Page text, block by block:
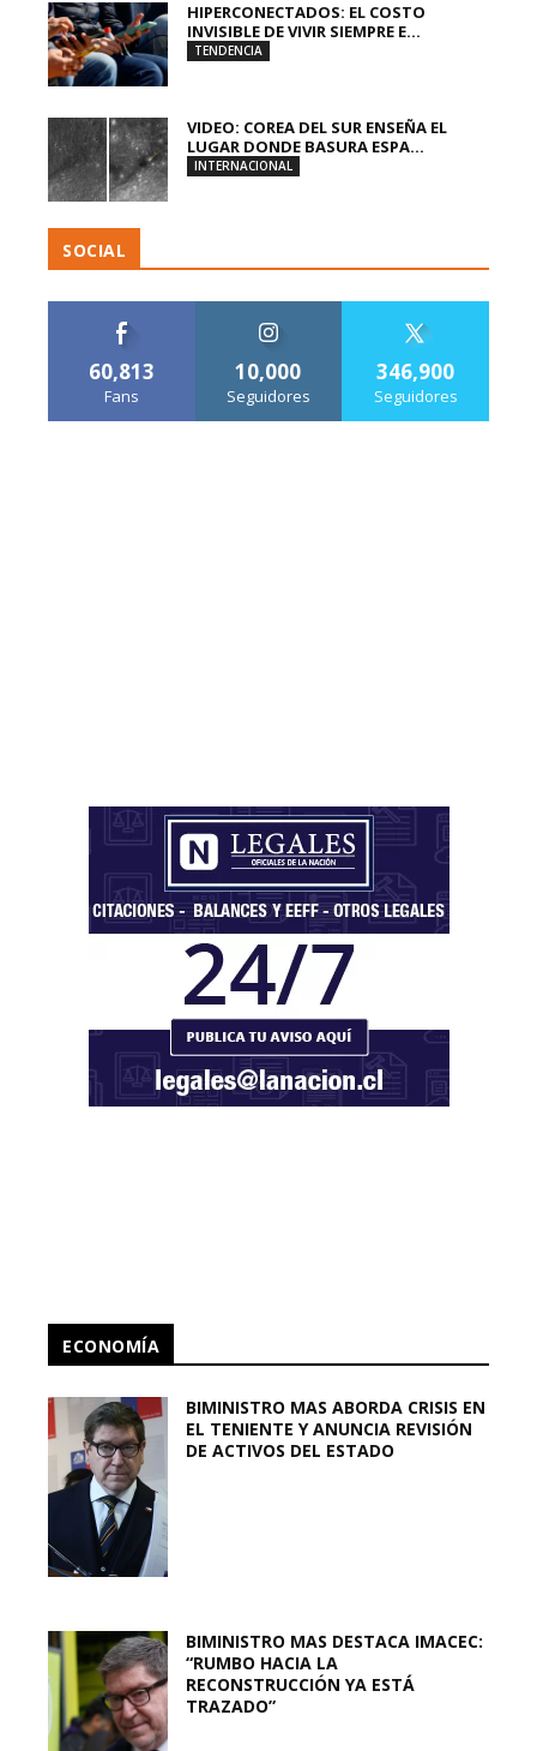
HIPERCONECTADOS: EL COSTO
INVISIBLE DE VIVIR SIEMPRE E...
TENDENCIA
VIDEO: COREA DEL SUR ENSEÑA EL
LUGAR DONDE BASURA ESPA...
INTERNACIONAL
SOCIAL
60,813
Fans
10,000
Seguidores
346,900
Seguidores
ECONOMÍA
BIMINISTRO MAS ABORDA CRISIS EN
EL TENIENTE Y ANUNCIA REVISIÓN
DE ACTIVOS DEL ESTADO
BIMINISTRO MAS DESTACA IMACEC:
“RUMBO HACIA LA
RECONSTRUCCIÓN YA ESTÁ
TRAZADO”